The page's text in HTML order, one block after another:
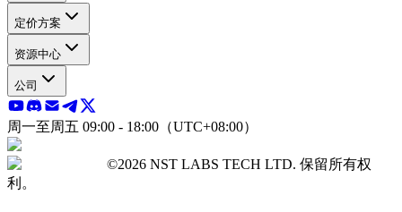
定价方案
资源中心
公司
周一至周五 09:00 - 18:00（UTC+08:00）
©2026 NST LABS TECH LTD. 保留所有权
利。